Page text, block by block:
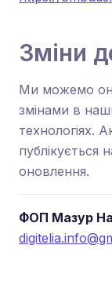
Зміни
Ми можемо
змінами в
технологіях.
публікується
оновлення.
ФОП Мазур